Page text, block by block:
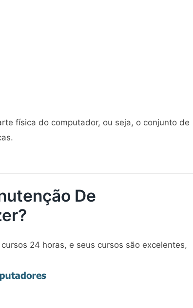
física do computador, ou seja, o conjunto de
De
24 horas, e seus cursos são excelentes,